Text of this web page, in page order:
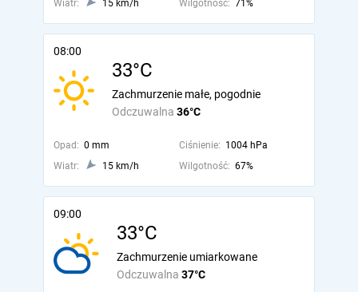
Wiatr: 15 km/h Wilgotność: 71%
08:00
33°C
Odczuwalna 36°C
Zachmurzenie małe, pogodnie
Opad: 0 mm Ciśnienie: 1004 hPa
Wiatr:
15 km/h Wilgotność: 67%
09:00
33°C
Odczuwalna 37°C
Zachmurzenie umiarkowane